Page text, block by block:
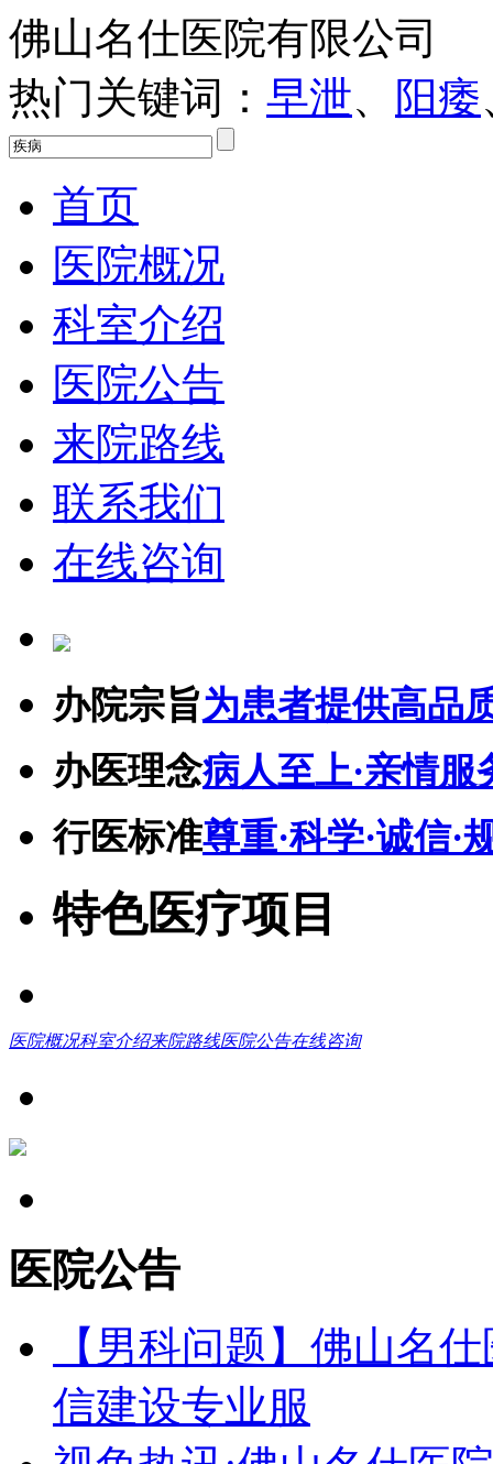
佛山名仕医院有限公司
热门关键词： 早泄、 阳痿
首页
医院概况
科室介绍
医院公告
来院路线
联系我们
在线咨询
办院宗旨为患者提供高品
办医理念病人至上·亲情服
行医标准尊重·科学·诚信·
特色医疗项目
医院概况科室介绍来院路线医院公告在线咨询
医院公告
【男科问题】佛山名
信建设专业服